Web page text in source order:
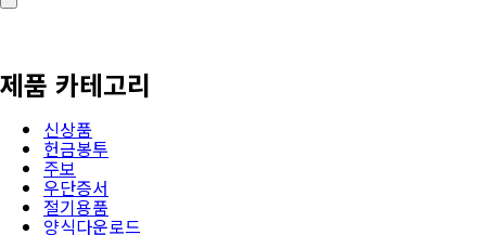
제품 카테고리
신상품
헌금봉투
주보
우단증서
절기용품
양식다운로드